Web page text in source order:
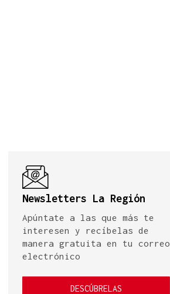
Newsletters La Región
Apúntate a las que más te
interesen y recíbelas de
manera gratuita en tu correo
electrónico
DESCÚBRELAS